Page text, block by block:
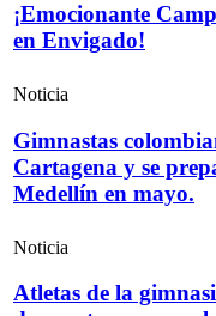
¡Emocionante
en Envigado!
Noticia
Gimnastas
Cartagena y se
Medellín en mayo.
Noticia
Atletas de la